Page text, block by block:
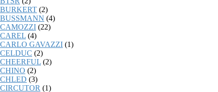
BURKERT (2)
BUSSMANN (4)
CAMOZZI (22)
CAREL (4)
CARLO GAVAZZI (1)
CELDUC (2)
CHEERFUL (2)
CHINO (2)
CHLED (3)
CIRCUTOR (1)